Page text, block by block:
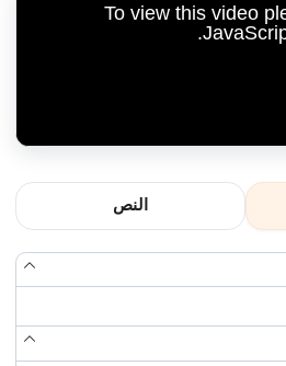
To view this video
النص